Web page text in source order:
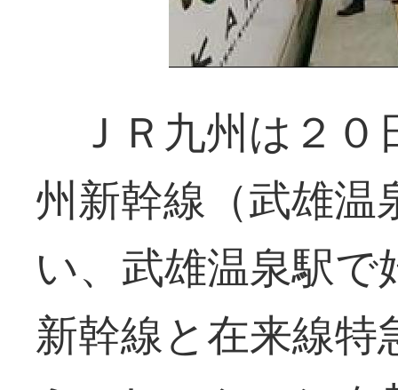
ＪＲ九州は２０
州新幹線（武雄
い、武雄温泉駅
新幹線と在来線